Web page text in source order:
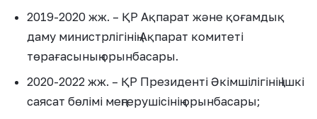
2019-2020 жж. – ҚР Ақпарат және қоғамдық
даму министрлігінің Ақпарат комитеті
төрағасының орынбасары.
2020-2022 жж. – ҚР Президенті Әкімшілігінің Ішкі
саясат бөлімі меңгерушісінің орынбасары;